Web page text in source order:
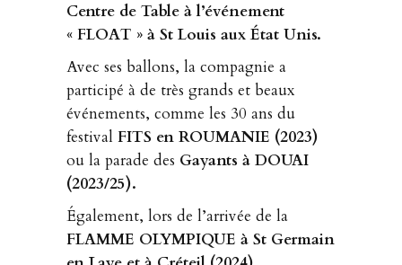
Centre de Table à l’événement
« FLOAT » à St Louis aux État Unis.
Avec ses ballons, la compagnie a
participé à de très grands et beaux
événements, comme les 30 ans du
festival FITS en ROUMANIE (2023)
ou la parade des Gayants à DOUAI
(2023/25).
Également, lors de l’arrivée de la
FLAMME OLYMPIQUE à St Germain